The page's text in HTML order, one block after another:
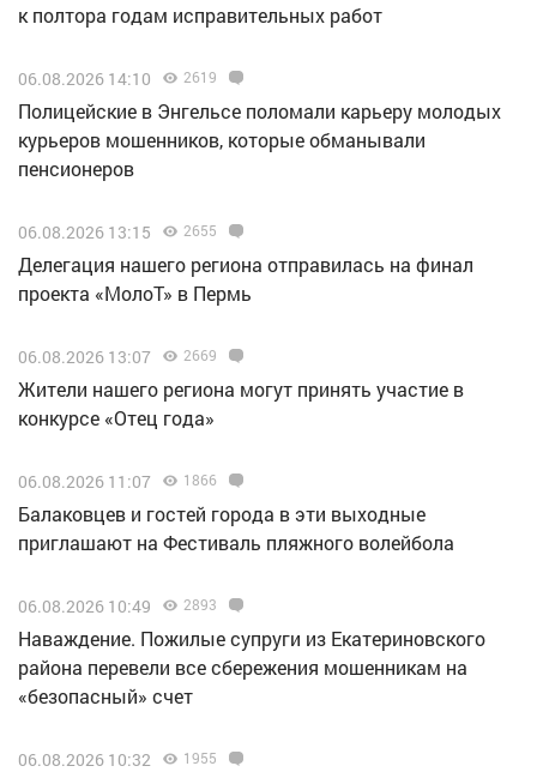
к полтора годам исправительных работ
06.08.2026 14:10 2619
Полицейские в Энгельсе поломали карьеру молодых
курьеров мошенников, которые обманывали
пенсионеров
06.08.2026 13:15 2655
Делегация нашего региона отправилась на финал
проекта «МолоТ» в Пермь
06.08.2026 13:07 2669
Жители нашего региона могут принять участие в
конкурсе «Отец года»
06.08.2026 11:07 1866
Балаковцев и гостей города в эти выходные
приглашают на Фестиваль пляжного волейбола
06.08.2026 10:49 2893
Наваждение. Пожилые супруги из Екатериновского
района перевели все сбережения мошенникам на
«безопасный» счет
06.08.2026 10:32 1955